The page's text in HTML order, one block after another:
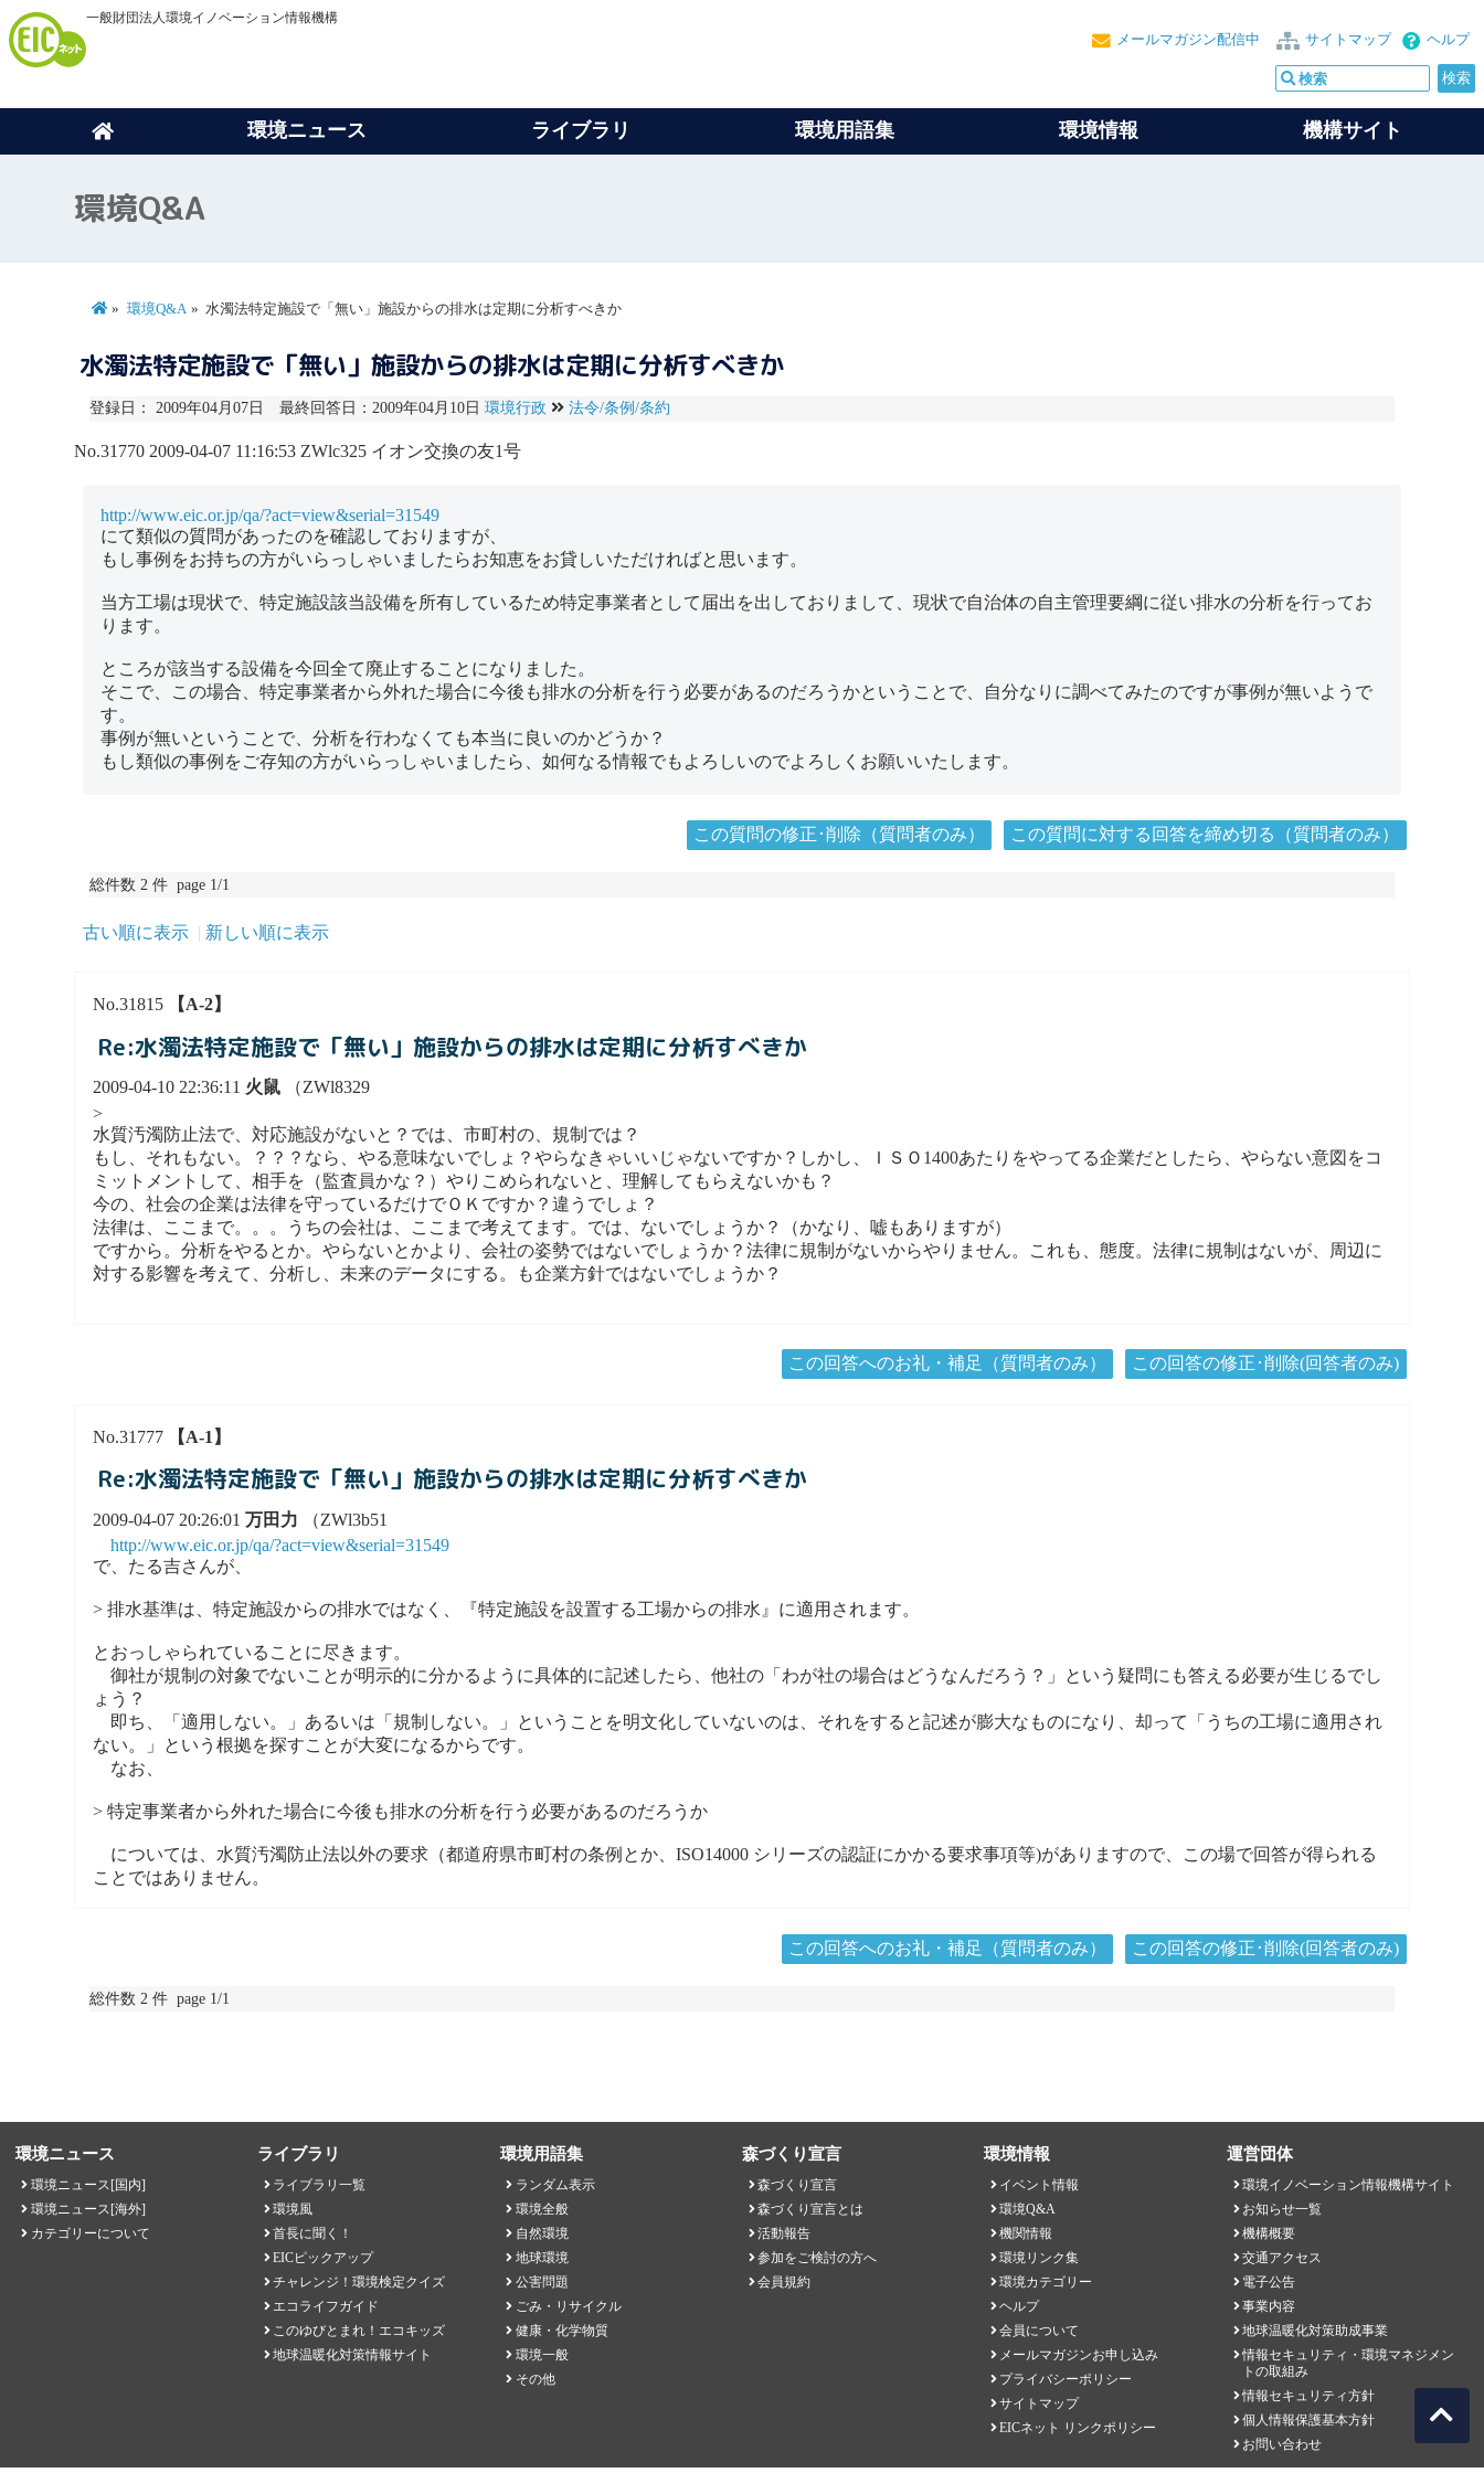
一般財団法人環境イノベーション情報機構
ヘルプ
サイトマップ
メールマガジン配信中
環境ニュース ライブラリ 環境用語集 環境情報 機構サイト
環境Q&A
環境Q&A 水濁法特定施設で「無い」施設からの排水は定期に分析すべきか
水濁法特定施設で「無い」施設からの排水は定期に分析すべきか
登録日： 2009年04月07日 最終回答日：2009年04月10日 環境行政 法令/条例/条約
No.31770 2009-04-07 11:16:53 ZWlc325 イオン交換の友1号
http://www.eic.or.jp/qa/?act=view&serial=31549
にて類似の質問があったのを確認しておりますが、
もし事例をお持ちの方がいらっしゃいましたらお知恵をお貸しいただければと思います。
当方工場は現状で、特定施設該当設備を所有しているため特定事業者として届出を出しておりまして、現状で自治体の自主管理要綱に従い排水の分析を行ってお
ります。
ところが該当する設備を今回全て廃止することになりました。
そこで、この場合、特定事業者から外れた場合に今後も排水の分析を行う必要があるのだろうかということで、自分なりに調べてみたのですが事例が無いようで
す。
事例が無いということで、分析を行わなくても本当に良いのかどうか？
もし類似の事例をご存知の方がいらっしゃいましたら、如何なる情報でもよろしいのでよろしくお願いいたします。
この質問の修正･削除（質問者のみ） この質問に対する回答を締め切る（質問者のみ）
総件数 2 件 page 1/1
古い順に表示 新しい順に表示
No.31815 【A-2】
Re:水濁法特定施設で「無い」施設からの排水は定期に分析すべきか
2009-04-10 22:36:11 火鼠 （ZWl8329
>
水質汚濁防止法で、対応施設がないと？では、市町村の、規制では？
もし、それもない。？？？なら、やる意味ないでしょ？やらなきゃいいじゃないですか？しかし、ＩＳＯ1400あたりをやってる企業だとしたら、やらない意図をコ
ミットメントして、相手を（監査員かな？）やりこめられないと、理解してもらえないかも？
今の、社会の企業は法律を守っているだけでＯＫですか？違うでしょ？
法律は、ここまで。。。うちの会社は、ここまで考えてます。では、ないでしょうか？（かなり、嘘もありますが）
ですから。分析をやるとか。やらないとかより、会社の姿勢ではないでしょうか？法律に規制がないからやりません。これも、態度。法律に規制はないが、周辺に
対する影響を考えて、分析し、未来のデータにする。も企業方針ではないでしょうか？
この回答へのお礼・補足（質問者のみ） この回答の修正･削除(回答者のみ)
No.31777 【A-1】
Re:水濁法特定施設で「無い」施設からの排水は定期に分析すべきか
2009-04-07 20:26:01万田力 （ZWl3b51
http://www.eic.or.jp/qa/?act=view&serial=31549
で、たる吉さんが、
> 排水基準は、特定施設からの排水ではなく、『特定施設を設置する工場からの排水』に適用されます。
とおっしゃられていることに尽きます。
御社が規制の対象でないことが明示的に分かるように具体的に記述したら、他社の「わが社の場合はどうなんだろう？」という疑問にも答える必要が生じるでし
ょう？
即ち、「適用しない。」あるいは「規制しない。」ということを明文化していないのは、それをすると記述が膨大なものになり、却って「うちの工場に適用され
ない。」という根拠を探すことが大変になるからです。
なお、
> 特定事業者から外れた場合に今後も排水の分析を行う必要があるのだろうか
については、水質汚濁防止法以外の要求（都道府県市町村の条例とか、ISO14000 シリーズの認証にかかる要求事項等)がありますので、この場で回答が得られる
ことではありません。
この回答へのお礼・補足（質問者のみ） この回答の修正･削除(回答者のみ)
総件数 2 件 page 1/1
環境ニュース
環境ニュース[国内]
環境ニュース[海外]
カテゴリーについて
ライブラリ
ライブラリ一覧
環境風
首長に聞く！
EICピックアップ
チャレンジ！環境検定クイズ
エコライフガイド
このゆびとまれ！エコキッズ
地球温暖化対策情報サイト
環境用語集
ランダム表示
環境全般
自然環境
地球環境
公害問題
ごみ・リサイクル
健康・化学物質
環境一般
その他
森づくり宣言
森づくり宣言
森づくり宣言とは
活動報告
参加をご検討の方へ
会員規約
環境情報
イベント情報
環境Q&A
機関情報
環境リンク集
環境カテゴリー
ヘルプ
会員について
メールマガジンお申し込み
プライバシーポリシー
サイトマップ
EICネット リンクポリシー
運営団体
環境イノベーション情報機構サイト
お知らせ一覧
機構概要
交通アクセス
電子公告
事業内容
地球温暖化対策助成事業
情報セキュリティ・環境マネジメン
トの取組み
情報セキュリティ方針
個人情報保護基本方針
お問い合わせ